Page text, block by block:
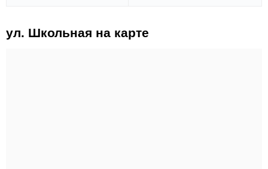
ул. Школьная на карте